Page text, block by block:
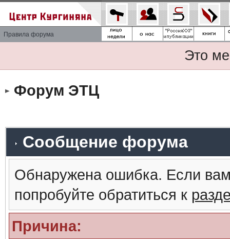
Правила форума
Это
Форум ЭТЦ
Сообщение форума
Обнаружена ошибка. Если
попробуйте обратиться к
Причина: